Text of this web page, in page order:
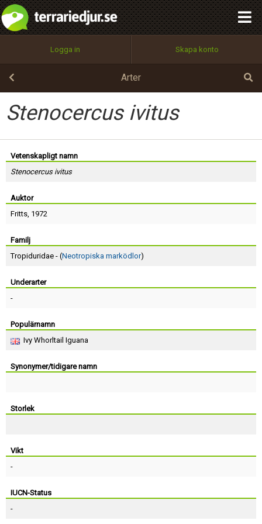
Logga in Skapa konto
Arter
Stenocercus ivitus
Vetenskapligt namn
Stenocercus ivitus
Auktor
Fritts, 1972
Familj
Tropiduridae - (Neotropiska marködlor)
Underarter
-
Populärnamn
Ivy Whorltail Iguana
Synonymer/tidigare namn
Storlek
Vikt
-
IUCN-Status
-
Utför
100%
OK
integritetspolicy
Namn:
Epost:
Lösenord:
Terms of Service
Skapa konto
Begär nytt lösenord
Tillbaka till förstasidan